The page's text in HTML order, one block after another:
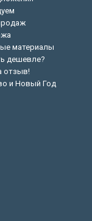
материалы
дешевле?
отзыв!
и Новый Год